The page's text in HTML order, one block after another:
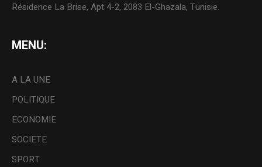
Résidence La Brise, Apt 4-2, 2083 El-Ghazala, Tunisie.
MENU:
A LA UNE
POLITIQUE
ECONOMIE
SOCIETE
SPORT